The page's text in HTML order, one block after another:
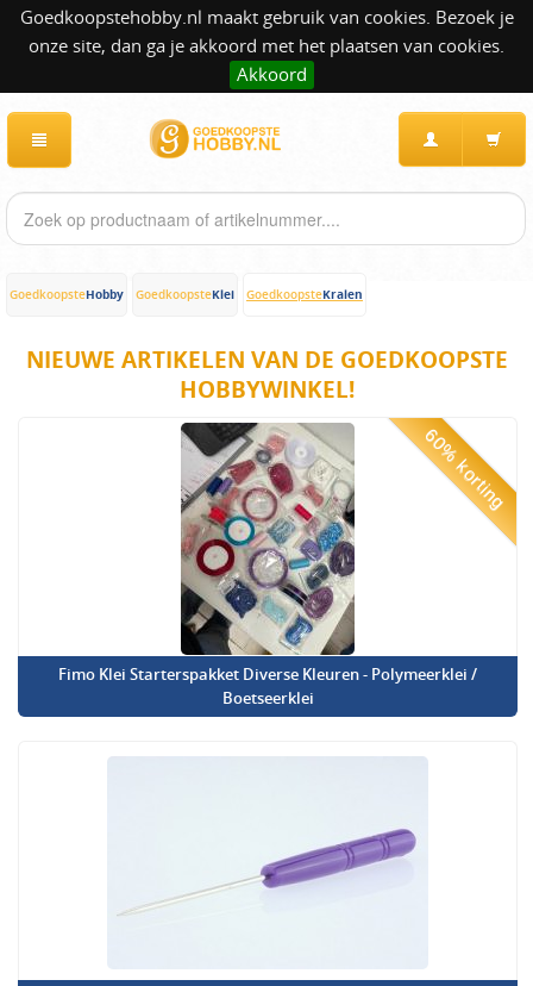
Goedkoopstehobby.nl maakt gebruik van cookies. Bezoek je
onze site, dan ga je akkoord met het plaatsen van cookies.
Akkoord
GoedkoopsteHobby GoedkoopsteKlei GoedkoopsteKralen
NIEUWE ARTIKELEN VAN DE GOEDKOOPSTE
HOBBYWINKEL!
60% korting
Fimo Klei Starterspakket Diverse Kleuren - Polymeerklei /
Boetseerklei